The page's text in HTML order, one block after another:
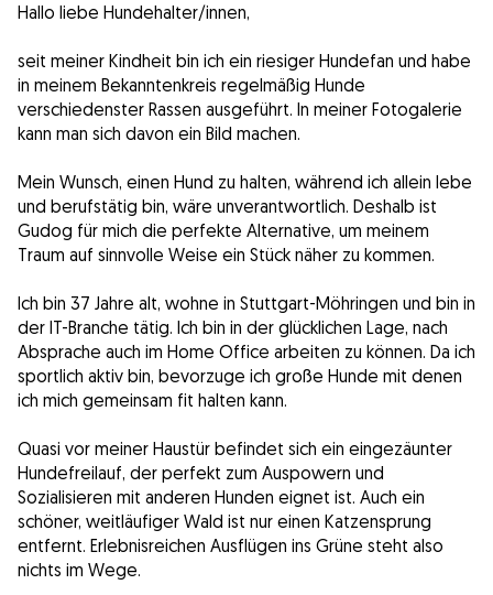
Hallo liebe Hundehalter/innen,
seit meiner Kindheit bin ich ein riesiger Hundefan und habe
in meinem Bekanntenkreis regelmäßig Hunde
verschiedenster Rassen ausgeführt. In meiner Fotogalerie
kann man sich davon ein Bild machen.
Mein Wunsch, einen Hund zu halten, während ich allein lebe
und berufstätig bin, wäre unverantwortlich. Deshalb ist
Gudog für mich die perfekte Alternative, um meinem
Traum auf sinnvolle Weise ein Stück näher zu kommen.
Ich bin 37 Jahre alt, wohne in Stuttgart-Möhringen und bin in
der IT-Branche tätig. Ich bin in der glücklichen Lage, nach
Absprache auch im Home Office arbeiten zu können. Da ich
sportlich aktiv bin, bevorzuge ich große Hunde mit denen
ich mich gemeinsam fit halten kann.
Quasi vor meiner Haustür befindet sich ein eingezäunter
Hundefreilauf, der perfekt zum Auspowern und
Sozialisieren mit anderen Hunden eignet ist. Auch ein
schöner, weitläufiger Wald ist nur einen Katzensprung
entfernt. Erlebnisreichen Ausflügen ins Grüne steht also
nichts im Wege.